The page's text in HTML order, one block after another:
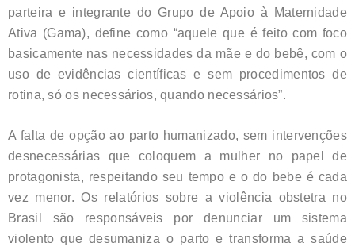
parteira e integrante do Grupo de Apoio à Maternidade
Ativa (Gama), define como “aquele que é feito com foco
basicamente nas necessidades da mãe e do bebê, com o
uso de evidências científicas e sem procedimentos de
rotina, só os necessários, quando necessários”.
A falta de opção ao parto humanizado, sem intervenções
desnecessárias que coloquem a mulher no papel de
protagonista, respeitando seu tempo e o do bebe é cada
vez menor. Os relatórios sobre a violência obstetra no
Brasil são responsáveis por denunciar um sistema
violento que desumaniza o parto e transforma a saúde